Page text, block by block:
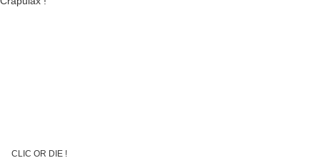
CLIC OR DIE !